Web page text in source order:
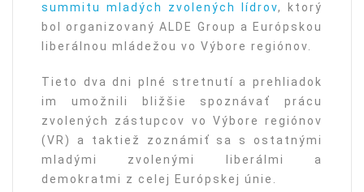
summitu mladých zvolených lídrov, ktorý
bol organizovaný ALDE Group a Európskou
liberálnou mládežou vo Výbore regiónov.
Tieto dva dni plné stretnutí a prehliadok
im umožnili bližšie spoznávať prácu
zvolených zástupcov vo Výbore regiónov
(VR) a taktiež zoznámiť sa s ostatnými
mladými zvolenými liberálmi a
demokratmi z celej Európskej únie.